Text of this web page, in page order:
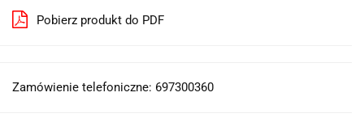
Pobierz produkt do PDF
Zamówienie telefoniczne: 697300360